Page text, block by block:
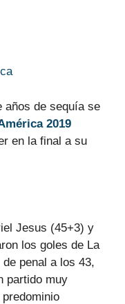
años de sequía se
2019
en la final a su
Jesus (45+3) y
los goles de La
penal a los 43,
partido muy